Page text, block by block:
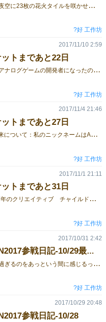
花
火筒と花火玉で夜空に23枚の花火タイルを咲かせ、きれいな花火模様を夜空のボードに打ち上げて、高得点を競うゲームです。 予約フォームはこちらです
?好 工作坊
トまであと22日
今
日は「どうしてアナログゲームの開発者になったの？」ついて、話したいと思います。 それは7年ほど前に遡ります。僕にはボドゲにはまっている仲のいい学生時代からの先輩がいます。先輩の夢はボドゲショップを開きたいことです。会えば30代の野郎を相手に子供向けのゲームを遊ぼうよと誘います。最初は「子供向け」に抵抗あったが、ボドゲを通して、仲間の中で無口で話題探すのが苦手な僕でも、皆と一緒に無邪気な子供時代に戻ったようで、いっぱい笑いました。そして、大人も意外にできないだな、楽しい時間の過ごし方だなと思いました。 興味が湧くと、すぐ夢中になる悪(？)癖があります。その後の私はボドゲと自転車乗りにはまりました。ずっと計画していた「台湾一周の旅」は友人5人と一緒に実現したころ、先輩も念願のショップを開きました。ある日、一緒にボドゲをしながら、旅のことや旅中に絵日記を書いたことを話したら、台湾題材のボドゲにできそうじゃない？という一言から、夢中になりばなしで今に至りました(笑)。7年間の間、未熟な僕を支えてくださった方々に感謝の気持ち申し上げます。 予約フォームはこちらです
2017/11/10 2:59
?好 工作坊
トまであと27日
A
ZAとロゴ色の由来について：私のニックネームはAZAですが、台湾ではザの発音がクズと同じなので、どうしてクズ君みたいな名前にしたの？ってよく聞かれます。日本人の方にはアザの発音が同じですよね？だから、多分それで覚えられているのかな？と勝手に思っています。 親しい友人なら由来は知っているのですが、初対面な人に対すると、人見知りで口下手なところがあって、覚えやすければクズと思われたっていいやとネガティブなところがありました。ブログを書くのにネタに乏しいから、ここで由来でも書きましょう。 AZAとロゴ色の由来は「いつも黄色い服を着ていて、技をかけるときに決まって格好よくAZA～とかけ声をする、そのブルス李さんが好きだから( ´艸｀)」 ↓予約フォームです、どうぞよろしくお願いします。
2017/11/4 21:46
?好 工作坊
トまであと31日
柴
犬ハウスが2017年のクリエイティブ チャイルド賞をとったのを記念に、お買い求めの方には「柴犬ハウス＜限定＞受賞記念カード」が含めた「特典」を差し上げます！（イラストやここをクリックすれば、予約フォームへ） https://goo.gl/abQRhv
2017/11/1 21:11
?好 工作坊
ドイツESSEN2017参戦日記-10/29最終日
忙
しいと、時間が過ぎるのをあっという間に感じるって本当ですね。今日はアメリカの大手企業が来てくれて、全商品をアメリカ、イギリス、オーストラリア向けに出版し、書店さんなどのルートに流通するなどの話を約束してくれました。自分の作品が世界に通用するとか、海外の方に認めてくれるとかは考えずに、只々一所懸命やってきたので、こんな話がいただけるなんて、いまだに実感がありません。これからの私は多分今までと変わらず、好きなものに没頭し、皆さんが笑顔になれるゲームを作り続けるでしょうけど、このブログを見てくれたあなたにも含めて、６年間支えてくれた方々に本当に本当に感謝しております。今後もどうぞよろしくお願いいたします。
2017/10/31 2:42
?好 工作坊
参戦日記-10/28
2017/10/29 20:48